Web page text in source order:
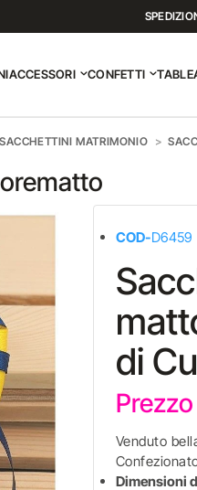
ACCESSORI CONFETTI
SACCHETTINI MATRIMONIO
COD-D6459
di
Venduto
Dimensioni